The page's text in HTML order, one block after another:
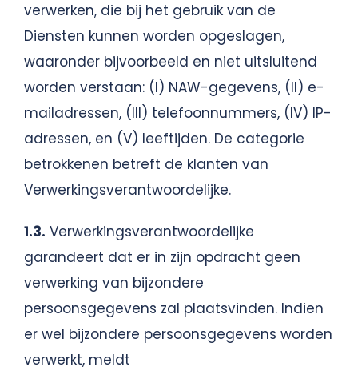
verwerken, die bij het gebruik van de
Diensten kunnen worden opgeslagen,
waaronder bijvoorbeeld en niet uitsluitend
worden verstaan: (I) NAW-gegevens, (II) e-
mailadressen, (III) telefoonnummers, (IV) IP-
adressen, en (V) leeftijden. De categorie
betrokkenen betreft de klanten van
Verwerkingsverantwoordelijke.
1.3. Verwerkingsverantwoordelijke
garandeert dat er in zijn opdracht geen
verwerking van bijzondere
persoonsgegevens zal plaatsvinden. Indien
er wel bijzondere persoonsgegevens worden
verwerkt, meldt